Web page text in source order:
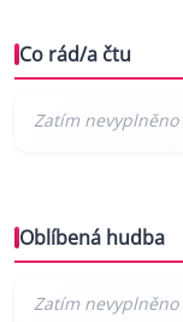
Co rád/a čtu
Oblíbená hudba